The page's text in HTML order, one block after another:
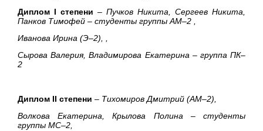
Диплом I степени – Пучков Никита, Сергеев Никита,
Панков Тимофей – студенты группы АМ–2 ,
Иванова Ирина (Э–2), ,
Сырова Валерия, Владимирова Екатерина – группа ПК–
2
Диплом II степени – Тихомиров Дмитрий (АМ–2),
Волкова Екатерина, Крылова Полина – студенты
группы МС–2,